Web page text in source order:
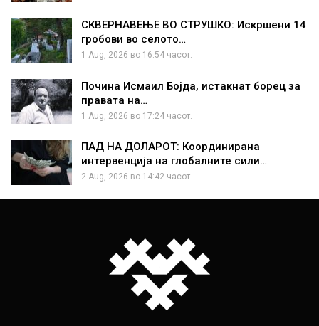
СКВЕРНАВЕЊЕ ВО СТРУШКО: Искршени 14
гробови во селото…
1 Aug, 2026 во 16:54 часот.
Почина Исмаил Бојда, истакнат борец за
правата на…
1 Aug, 2026 во 17:24 часот.
ПАД НА ДОЛАРОТ: Координирана
интервенција на глобалните сили…
2 Aug, 2026 во 14:42 часот.